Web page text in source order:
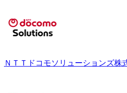
ＮＴＴドコモソリューションズ株